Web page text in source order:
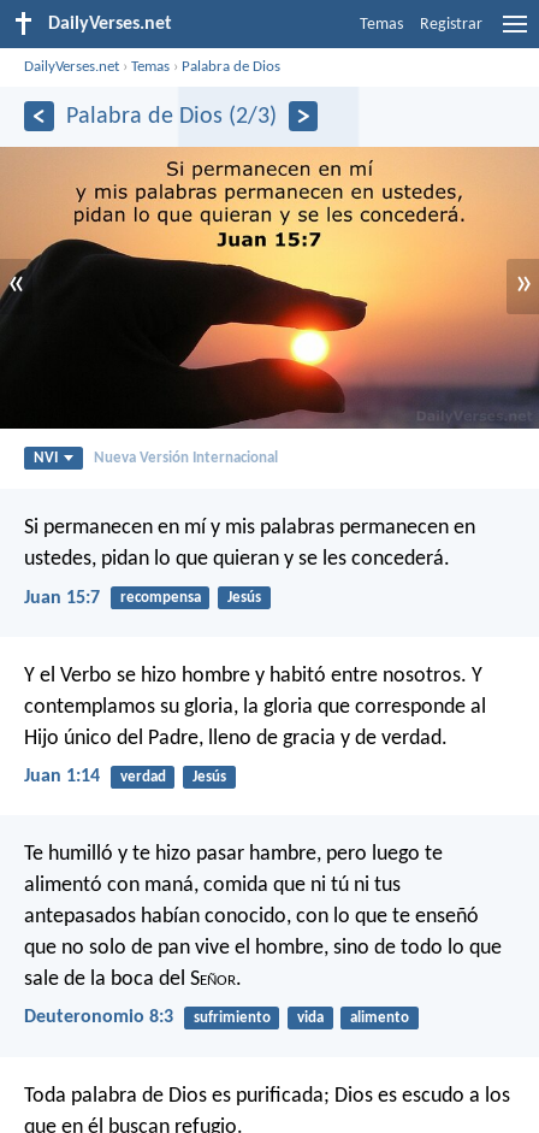
DailyVerses.net Temas Registrar
DailyVerses.net ›Temas › Palabra de Dios
Palabra de Dios (2/3)
« »
NVI Nueva Versión Internacional
Si permanecen en mí y mis palabras permanecen en
ustedes, pidan lo que quieran y se les concederá.
Juan 15:7 recompensa Jesús
Y el Verbo se hizo hombre y habitó entre nosotros. Y
contemplamos su gloria, la gloria que corresponde al
Hijo único del Padre, lleno de gracia y de verdad.
Juan 1:14 verdad Jesús
Te humilló y te hizo pasar hambre, pero luego te
alimentó con maná, comida que ni tú ni tus
antepasados habían conocido, con lo que te enseñó
que no solo de pan vive el hombre, sino de todo lo que
sale de la boca del Señor.
Deuteronomio 8:3 sufrimiento vida alimento
Toda palabra de Dios es purificada; Dios es escudo a los
que en él buscan refugio.